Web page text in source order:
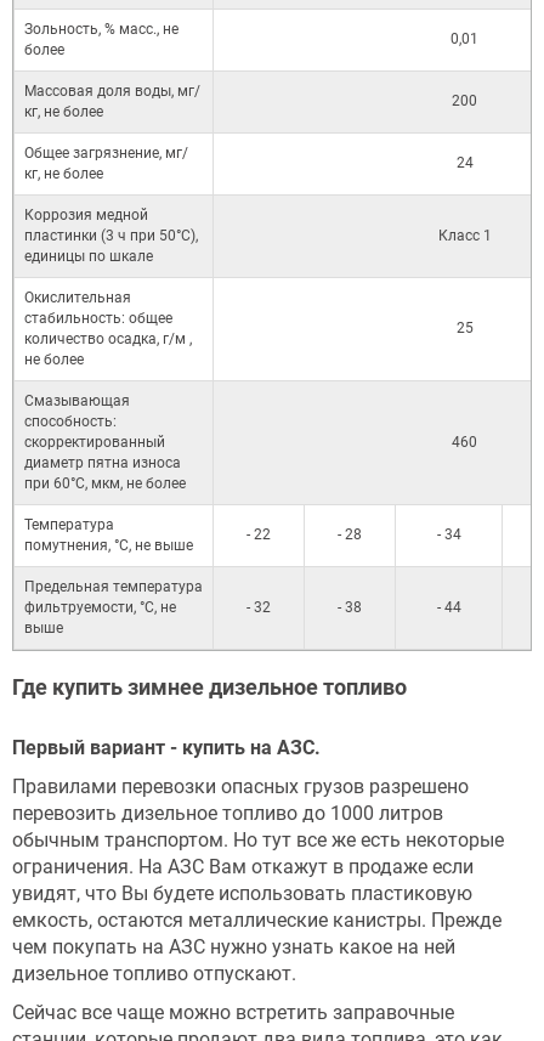
Зольность, % масс., не
более
0,01
Массовая доля воды, мг/
кг, не более
200
Общее загрязнение, мг/
кг, не более
24
Коррозия медной
пластинки (3 ч при 50°С),
единицы по шкале
Класс 1
Окислительная
стабильность: общее
количество осадка, г/м ,
не более
25
Смазывающая
способность:
скорректированный
диаметр пятна износа
при 60°С, мкм, не более
460
Температура
помутнения, °С, не выше
- 22 - 28 - 34
Предельная температура
фильтруемости, °С, не
выше
- 32 - 38 - 44
Где купить зимнее дизельное топливо
Первый вариант - купить на АЗС.
Правилами перевозки опасных грузов разрешено
перевозить дизельное топливо до 1000 литров
обычным транспортом. Но тут все же есть некоторые
ограничения. На АЗС Вам откажут в продаже если
увидят, что Вы будете использовать пластиковую
емкость, остаются металлические канистры. Прежде
чем покупать на АЗС нужно узнать какое на ней
дизельное топливо отпускают.
Сейчас все чаще можно встретить заправочные